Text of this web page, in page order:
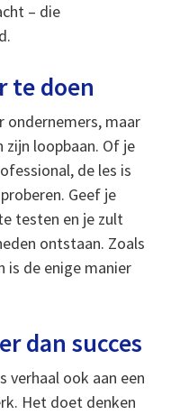
– die
te doen
ondernemers, maar
loopbaan. Of je
de les is
Geef je
testen en je zult
ontstaan. Zoals
is de enige manier
dan succes
verhaal ook aan een
Het doet denken